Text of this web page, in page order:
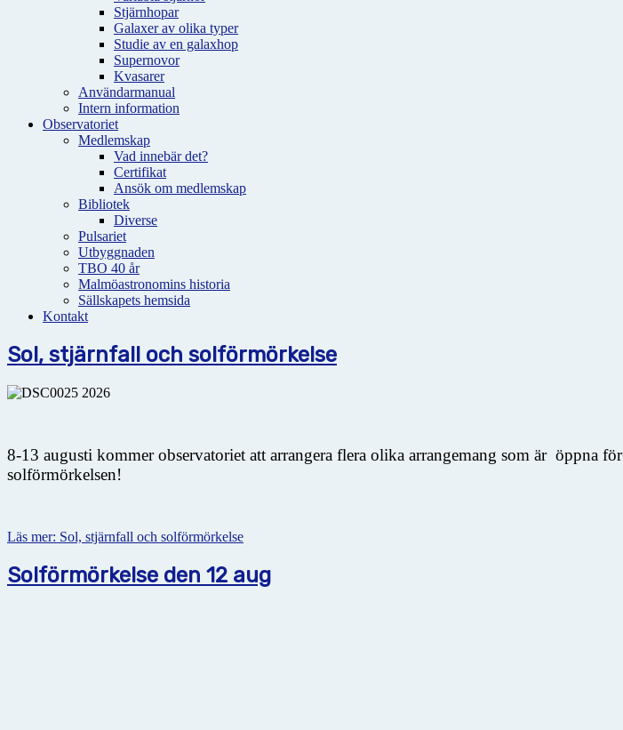
Stjärnhopar
Galaxer av olika typer
Studie av en galaxhop
Supernovor
Kvasarer
Användarmanual
Intern information
Observatoriet
Medlemskap
Vad innebär det?
Certifikat
Ansök om medlemskap
Bibliotek
Diverse
Pulsariet
Utbyggnaden
TBO 40 år
Malmöastronomins historia
Sällskapets hemsida
Kontakt
Sol, stjärnfall och solförmörkelse
8-13 augusti kommer observatoriet att arrangera flera olika arrangemang som är öppna
solförmörkelsen!
Läs mer: Sol, stjärnfall och solförmörkelse
Solförmörkelse den 12 aug